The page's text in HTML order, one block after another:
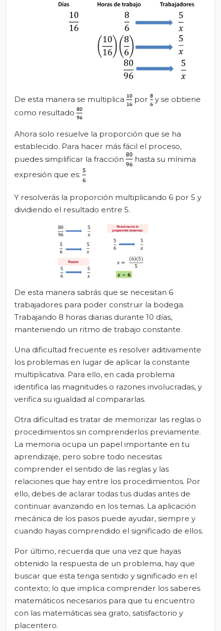
De esta manera se multiplica por
y se obtiene
como resultado
Ahora solo resuelve la proporción que se ha
establecido. Para hacer más fácil el proceso,
puedes simplificar la fracción
hasta su mínima
expresión que es:
Y resolverás la proporción multiplicando 6 por 5 y
dividiendo el resultado entre 5.
De esta manera sabrás que se necesitan 6
trabajadores para poder construir la bodega.
Trabajando 8 horas diarias durante 10 días,
manteniendo un ritmo de trabajo constante.
Una dificultad frecuente es resolver aditivamente
los problemas en lugar de aplicar la constante
multiplicativa. Para ello, en cada problema
identifica las magnitudes o razones involucradas, y
verifica su igualdad al compararlas.
Otra dificultad es tratar de memorizar las reglas o
procedimientos sin comprenderlos previamente.
La memoria ocupa un papel importante en tu
aprendizaje, pero sobre todo necesitas
comprender el sentido de las reglas y las
relaciones que hay entre los procedimientos. Por
ello, debes de aclarar todas tus dudas antes de
continuar avanzando en los temas. La aplicación
mecánica de los pasos puede ayudar, siempre y
cuando hayas comprendido el significado de ellos.
Por último, recuerda que una vez que hayas
obtenido la respuesta de un problema, hay que
buscar que esta tenga sentido y significado en el
contexto; lo que implica comprender los saberes
matemáticos necesarios para que tu encuentro
con las matemáticas sea grato, satisfactorio y
placentero.